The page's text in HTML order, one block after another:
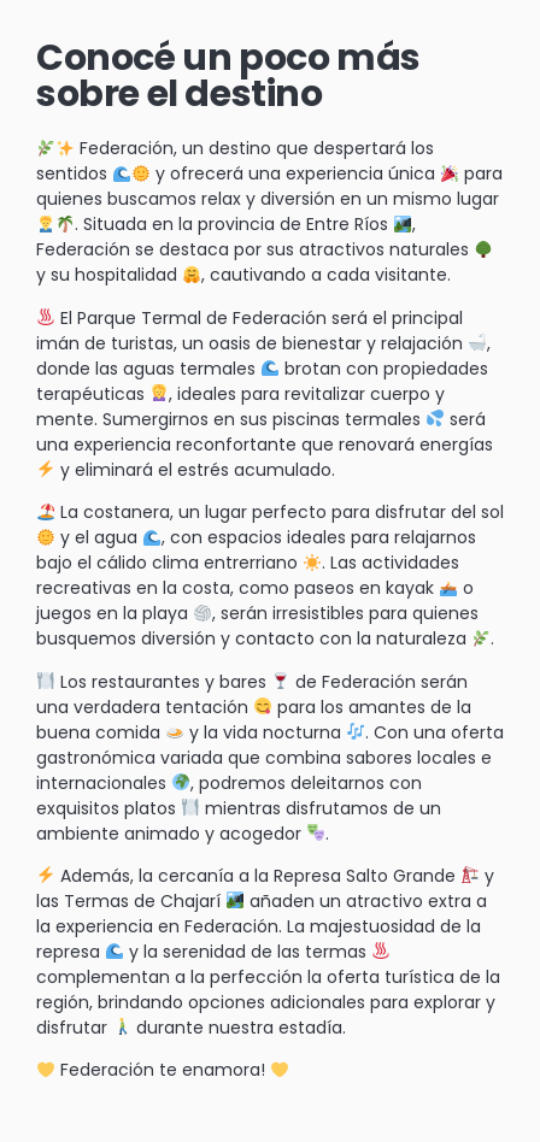
Conocé un poco más
sobre el destino
Federación, un destino que despertará los
sentidos
y ofrecerá una experiencia única
para
quienes buscamos relax y diversión en un mismo lugar
. Situada en la provincia de Entre Ríos
,
Federación se destaca por sus atractivos naturales
y su hospitalidad
, cautivando a cada visitante.
El Parque Termal de Federación será el principal
imán de turistas, un oasis de bienestar y relajación
,
donde las aguas termales
brotan con propiedades
terapéuticas
, ideales para revitalizar cuerpo y
mente. Sumergirnos en sus piscinas termales
será
una experiencia reconfortante que renovará energías
y eliminará el estrés acumulado.
La costanera, un lugar perfecto para disfrutar del sol
y el agua
, con espacios ideales para relajarnos
bajo el cálido clima entrerriano
. Las actividades
recreativas en la costa, como paseos en kayak
o
juegos en la playa
, serán irresistibles para quienes
busquemos diversión y contacto con la naturaleza
.
Los restaurantes y bares
de Federación serán
una verdadera tentación
para los amantes de la
buena comida
y la vida nocturna
. Con una oferta
gastronómica variada que combina sabores locales e
internacionales
, podremos deleitarnos con
exquisitos platos
mientras disfrutamos de un
ambiente animado y acogedor
.
Además, la cercanía a la Represa Salto Grande
y
las Termas de Chajarí
añaden un atractivo extra a
la experiencia en Federación. La majestuosidad de la
represa
y la serenidad de las termas
complementan a la perfección la oferta turística de la
región, brindando opciones adicionales para explorar y
disfrutar
durante nuestra estadía.
Federación te enamora!